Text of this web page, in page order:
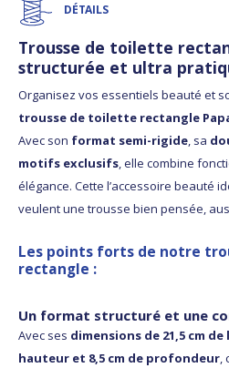
DÉTAILS
Trousse de toilette
structurée et ultra
Organisez vos essentiels beauté et
trousse de toilette rectangle
Avec son format semi-rigide, sa
motifs exclusifs, elle combine
élégance. Cette l’accessoire beauté
veulent une trousse bien pensée,
Les points forts de notre
rectangle :
Un format structuré et une
Avec ses dimensions de 21,5 cm
hauteur et 8,5 cm de profondeur,